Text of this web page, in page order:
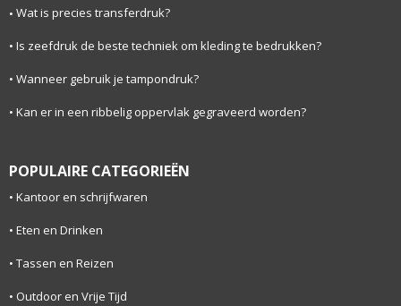
Wat is precies transferdruk?
Is zeefdruk de beste techniek om kleding te bedrukken?
Wanneer gebruik je tampondruk?
Kan er in een ribbelig oppervlak gegraveerd worden?
POPULAIRE CATEGORIEËN
Kantoor en schrijfwaren
Eten en Drinken
Tassen en Reizen
Outdoor en Vrije Tijd